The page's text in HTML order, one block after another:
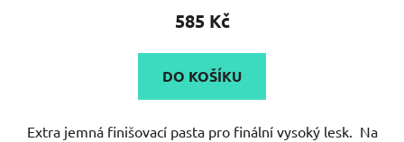
produktu
5,0
z
hvězdiček.
585 Kč
DO KOŠÍKU
Extra jemná finišovací pasta pro finální vysoký lesk. Na